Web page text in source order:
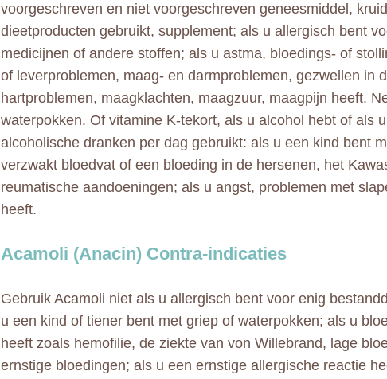
voorgeschreven en niet voorgeschreven geneesmiddel,
dieetproducten gebruikt, supplement; als u allergisch bent
medicijnen of andere stoffen; als u astma, bloedings- of
of leverproblemen, maag- en darmproblemen, gezwellen in
hartproblemen, maagklachten, maagzuur, maagpijn heeft.
waterpokken. Of vitamine K-tekort, als u alcohol hebt of als
alcoholische dranken per dag gebruikt: als u een kind bent
verzwakt bloedvat of een bloeding in de hersenen, het
reumatische aandoeningen; als u angst, problemen met
heeft.
Acamoli (Anacin) Contra-indicaties
Gebruik Acamoli niet als u allergisch bent voor enig
u een kind of tiener bent met griep of waterpokken; als u
heeft zoals hemofilie, de ziekte van von Willebrand, lage
ernstige bloedingen; als u een ernstige allergische reactie